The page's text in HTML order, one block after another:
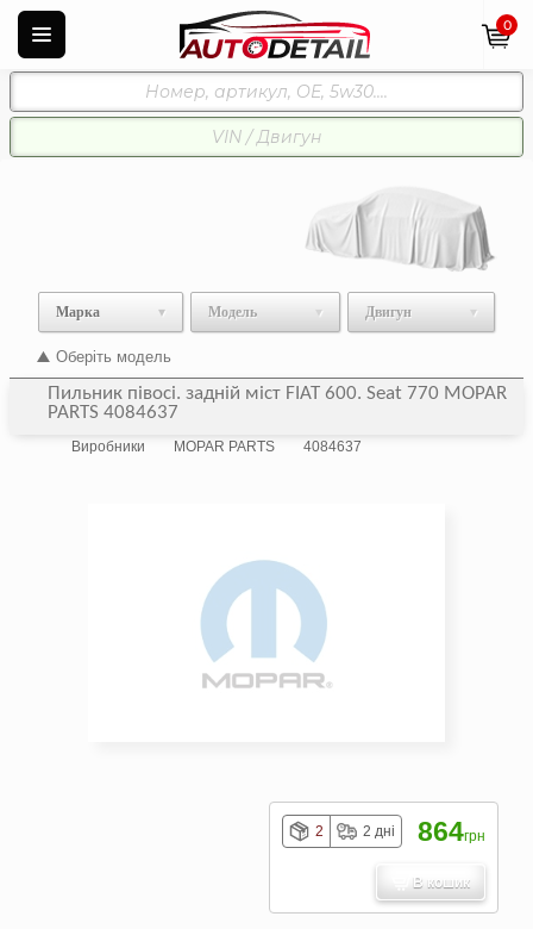
0
Марка Модель Двигун
Оберіть модель
Пильник півосі. задній міст FIAT 600. Seat 770 MOPAR
PARTS 4084637
Виробники MOPAR PARTS 4084637
2 2 дні 864грн
В кошик